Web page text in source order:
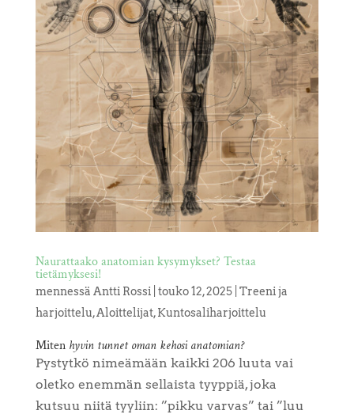
Naurattaako anatomian kysymykset? Testaa
tietämyksesi!
mennessä Antti Rossi| touko 12, 2025| Treeni ja
harjoittelu,Aloittelijat,Kuntosaliharjoittelu
Miten hyvin tunnet oman kehosi anatomian?
Pystytkö nimeämään kaikki 206 luuta vai
oletko enemmän sellaista tyyppiä, joka
kutsuu niitä tyyliin: ”pikku varvas” tai ”luu